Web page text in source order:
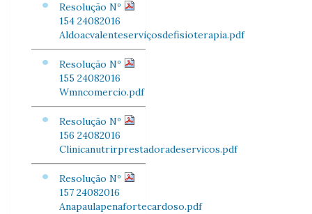
Resolução Nº
154 24082016
Aldoacvalenteserviçosdefisioterapia.pdf
Resolução Nº
155 24082016
Wmncomercio.pdf
Resolução Nº
156 24082016
Clinicanutrirprestadoradeservicos.pdf
Resolução Nº
157 24082016
Anapaulapenafortecardoso.pdf